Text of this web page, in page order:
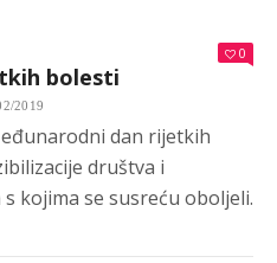
0
bolesti
2019
dan rijetkih
društva i
kojima se susreću oboljeli.